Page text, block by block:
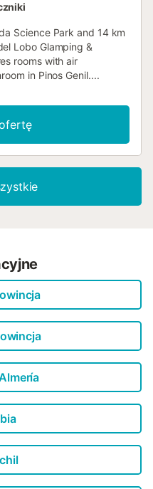
Science Park and 14 km
Lobo Glamping &
rooms with air
in Pinos Genil....